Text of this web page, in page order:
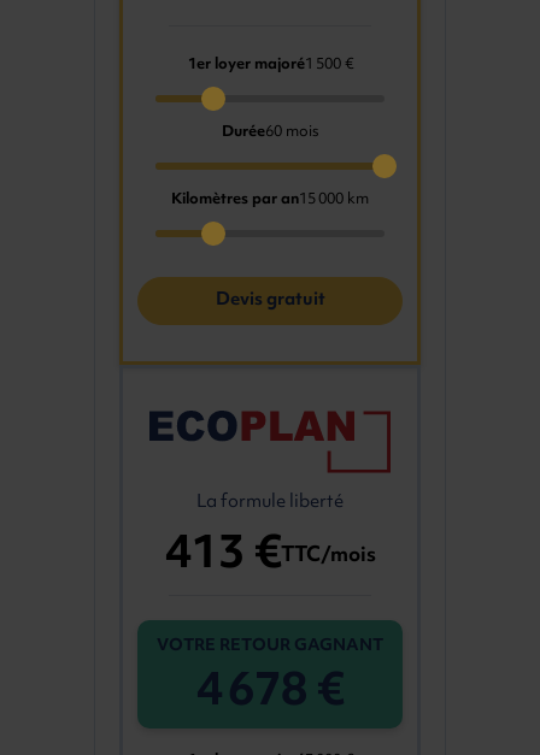
1er loyer majoré1 500 €
Durée60 mois
Kilomètres par an15 000 km
Devis gratuit
La formule liberté
413 €TTC/mois
VOTRE RETOUR GAGNANT
4 678 €